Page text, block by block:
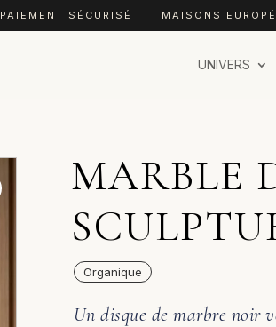
PAIEMENT SÉCURISÉ · MAISONS
UNIVERS
MARBLE
Organique
Un disque de marbre noir